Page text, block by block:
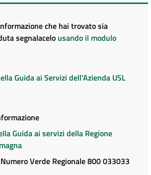
che hai trovato sia
segnalacelo usando il modulo
Guida ai Servizi dell'Azienda USL
Guida ai servizi della Regione
Verde Regionale 800 033033